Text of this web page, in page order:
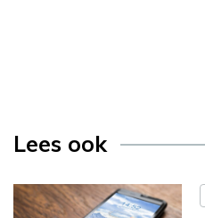
Lees ook